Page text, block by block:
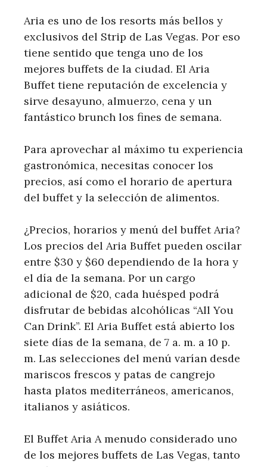
Aria es uno de los resorts más bellos y
exclusivos del Strip de Las Vegas. Por eso
tiene sentido que tenga uno de los
mejores buffets de la ciudad. El Aria
Buffet tiene reputación de excelencia y
sirve desayuno, almuerzo, cena y un
fantástico brunch los fines de semana.
Para aprovechar al máximo tu experiencia
gastronómica, necesitas conocer los
precios, así como el horario de apertura
del buffet y la selección de alimentos.
¿Precios, horarios y menú del buffet Aria?
Los precios del Aria Buffet pueden oscilar
entre $30 y $60 dependiendo de la hora y
el día de la semana. Por un cargo
adicional de $20, cada huésped podrá
disfrutar de bebidas alcohólicas “All You
Can Drink”. El Aria Buffet está abierto los
siete días de la semana, de 7 a. m. a 10 p.
m. Las selecciones del menú varían desde
mariscos frescos y patas de cangrejo
hasta platos mediterráneos, americanos,
italianos y asiáticos.
El Buffet Aria A menudo considerado uno
de los mejores buffets de Las Vegas, tanto